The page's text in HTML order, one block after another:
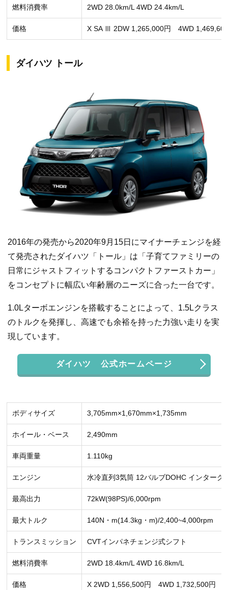
燃料消費率 2WD 28.0km/L 4WD 24.4km/L
価格 X SA Ⅲ 2DW 1,265,000円 4WD
ダイハツ トール
2016年の発売から2020年9月15日にマイナーチェンジを経
て発売されたダイハツ「トール」は「子育てファミリーの
日常にジャストフィットするコンパクトファーストカー」
をコンセプトに幅広い年齢層のニーズに合った一台です。
1.0Lターボエンジンを搭載することによって、1.5Lクラス
のトルクを発揮し、高速でも余裕を持った力強い走りを実
現しています。
ダイハツ 公式ホームページ
ボディサイズ 3,705mm×1,670mm×1,735mm
ホイール・ベース 2,490mm
車両重量 1.110kg
エンジン 水冷直列3気筒 12バルブDOHC インターク
最高出力 72kW(98PS)/6,000rpm
最大トルク 140N・m(14.3kg・m)/2,400~4,000rpm
トランスミッション CVTインパネチェンジ式シフト
燃料消費率 2WD 18.4km/L 4WD 16.8km/L
価格 X 2WD 1,556,500円 4WD 1,732,500円